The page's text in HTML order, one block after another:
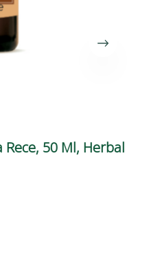
Rece, 50 Ml, Herbal